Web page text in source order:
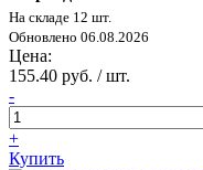
На складе 12 шт.
Обновлено 06.08.2026
Цена:
155.40 руб. / шт.
-
+
Купить